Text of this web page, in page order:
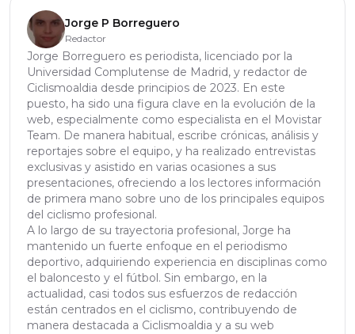
Jorge P Borreguero
Redactor
Jorge Borreguero es periodista, licenciado por la
Universidad Complutense de Madrid, y redactor de
Ciclismoaldia desde principios de 2023. En este
puesto, ha sido una figura clave en la evolución de la
web, especialmente como especialista en el Movistar
Team. De manera habitual, escribe crónicas, análisis y
reportajes sobre el equipo, y ha realizado entrevistas
exclusivas y asistido en varias ocasiones a sus
presentaciones, ofreciendo a los lectores información
de primera mano sobre uno de los principales equipos
del ciclismo profesional.
A lo largo de su trayectoria profesional, Jorge ha
mantenido un fuerte enfoque en el periodismo
deportivo, adquiriendo experiencia en disciplinas como
el baloncesto y el fútbol. Sin embargo, en la
actualidad, casi todos sus esfuerzos de redacción
están centrados en el ciclismo, contribuyendo de
manera destacada a Ciclismoaldia y a su web